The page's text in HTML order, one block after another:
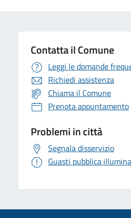
Contatta il Comune
Leggi le domande
Richiedi assistenza
Chiama il Comune
Prenota appuntamento
Problemi in città
Segnala disservizio
Guasti pubblica